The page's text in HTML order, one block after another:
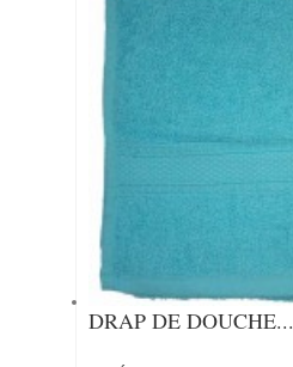
DRAP DE DOUCHE...